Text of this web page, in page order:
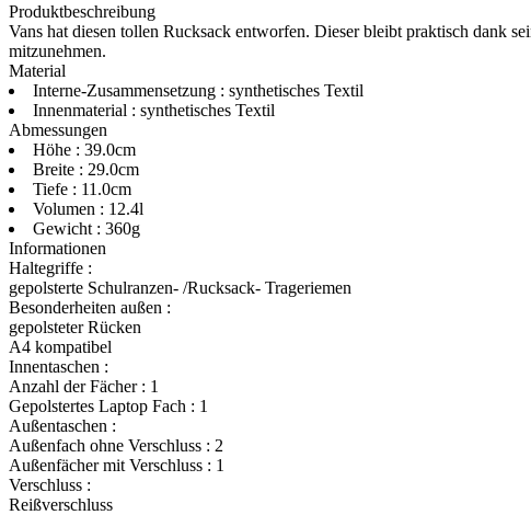
Produktbeschreibung
Vans hat diesen tollen Rucksack entworfen. Dieser bleibt praktisch dank
mitzunehmen.
Material
Interne-Zusammensetzung : synthetisches Textil
Innenmaterial : synthetisches Textil
Abmessungen
Höhe : 39.0cm
Breite : 29.0cm
Tiefe : 11.0cm
Volumen : 12.4l
Gewicht : 360g
Informationen
Haltegriffe :
gepolsterte Schulranzen- /Rucksack- Trageriemen
Besonderheiten außen :
gepolsteter Rücken
A4 kompatibel
Innentaschen :
Anzahl der Fächer : 1
Gepolstertes Laptop Fach : 1
Außentaschen :
Außenfach ohne Verschluss : 2
Außenfächer mit Verschluss : 1
Verschluss :
Reißverschluss